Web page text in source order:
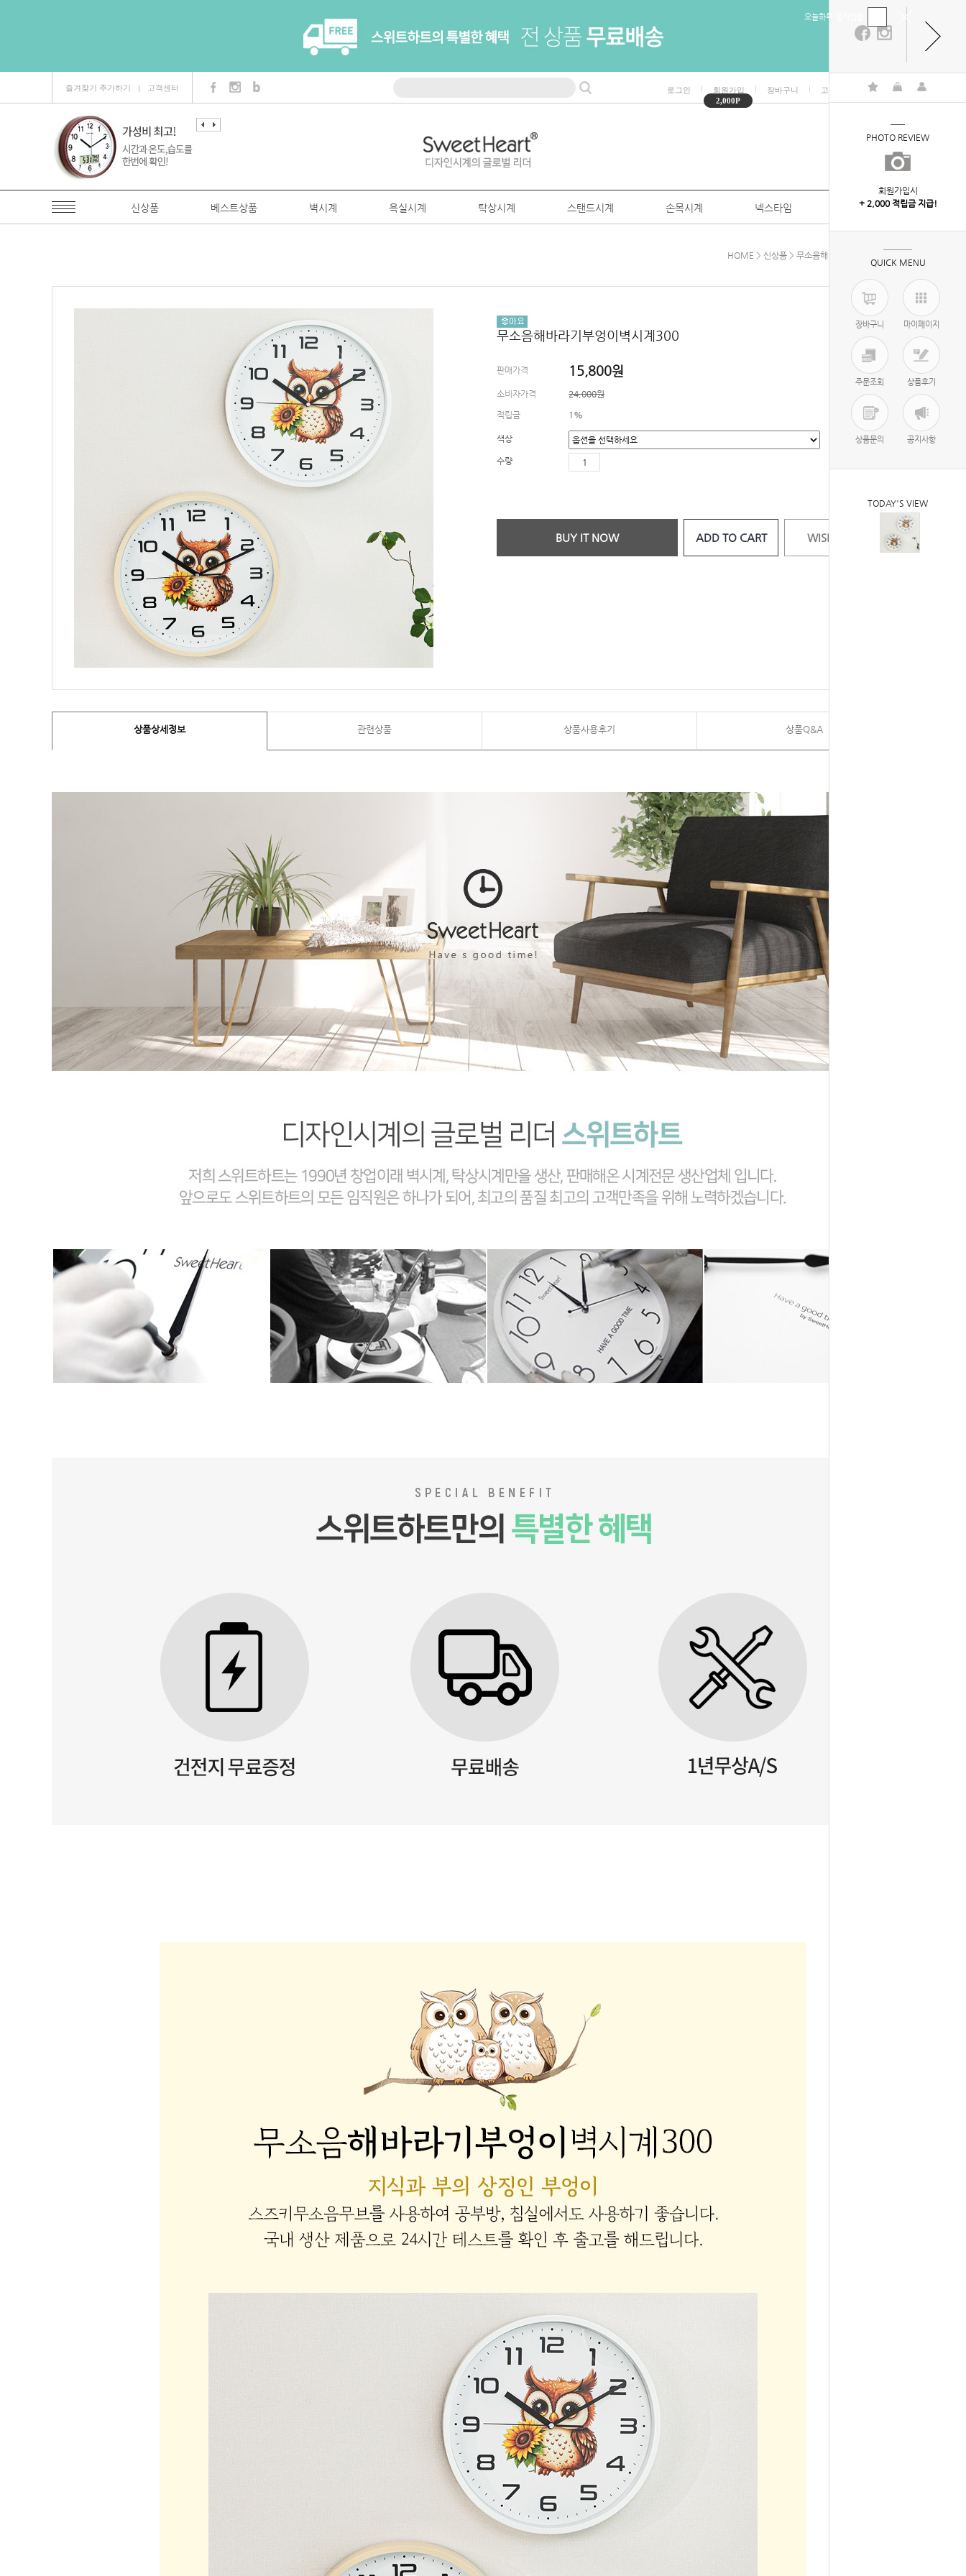
PHOTO REVIEW
회원가입시
+ 2,000 적립금 지급!
QUICK MENU
장바구니 마이페이지
주문조회 상품후기
상품문의 공지사항
TODAY'S VIEW
오늘하루 열지않음
즐겨찾기 추가하기 ㅣ 고객센터 로그인
회원가입
2,000P
장바구니 고객센터 마이페이지
신상품 베스트상품 벽시계 욕실시계 탁상시계 스탠드시계 손목시계 넥스타임 특판/대량구매
HOME > 신상품 > 무소음해바라기부엉이벽시계300
무소음해바라기부엉이벽시계300
판매가격 15,800원
소비자가격 24,000원
적립금 1%
색상
수량
BUY IT NOW ADD TO CART WISH LIST
상품상세정보 관련상품 상품사용후기 상품Q&A